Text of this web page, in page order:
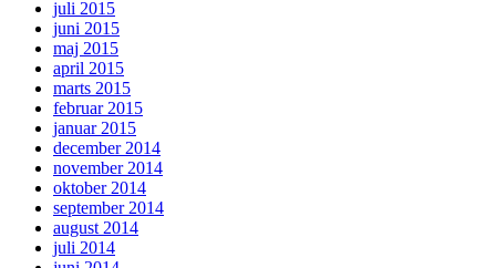
juli 2015
juni 2015
maj 2015
april 2015
marts 2015
februar 2015
januar 2015
december 2014
november 2014
oktober 2014
september 2014
august 2014
juli 2014